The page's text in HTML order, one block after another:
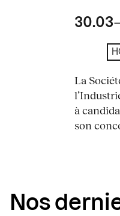
30.03
La
à
son
Nos